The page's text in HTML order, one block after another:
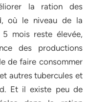
la ration des
où le niveau de la
mois reste élevée,
des productions
de faire consommer
autres tubercules et
Et il existe peu de